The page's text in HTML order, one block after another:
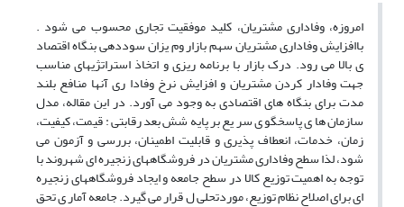
امروزه، وفاداری مشتریان، کلید موفقیت تجاری محسوب می شود .
باافزایش وفاداری مشتریان سهم بازار وم یزان سوددهی بنگاه اقتصاد
ی بالا می رود. درک بازار با برنامه ریزی و اتخاذ استراتژیهای مناسب
جهت وفادار کردن مشتریان و افزایش نرخ وفادا ری آنها منافع بلند
مدت برای بنگاه های اقتصادی به وجود می آورد. در این مقاله، مدل
سازمان ها ی پاسخگو ی سر یع بر پایه شش بعد رقابتی : قیمت، کیفیت،
زمان، خدمات، انعطاف پذیری و قابلیت اطمینان، بررسی و آزمون می
شود، لذا سطح وفاداری مشتریان در فروشگاههای زنجیره ای شهروند با
توجه به اهمیت توزیع کالا در سطح جامعه و ایجاد فروشگاههای زنجیره
ای برای اصلاح نظام توزیع، موردتحلی ل قرار می گیرد. جامعه آمار ی تحق